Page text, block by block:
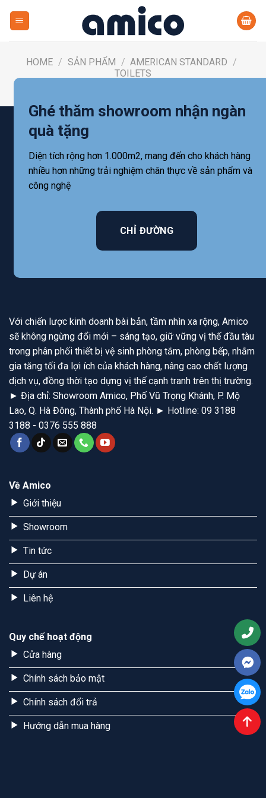
HOME / SẢN PHẨM / AMERICAN STANDARD /
TOILETS
Ghé thăm showroom nhận ngàn
quà tặng
Diện tích rộng hơn 1.000m2, mang đến cho khách hàng
nhiều hơn những trải nghiệm chân thực về sản phẩm và
công nghệ
CHỈ ĐƯỜNG
Với chiến lược kinh doanh bài bản, tầm nhìn xa rộng, Amico
sẽ không ngừng đổi mới – sáng tạo, giữ vững vị thế đầu tàu
trong phân phối thiết bị vệ sinh phòng tắm, phòng bếp, nhằm
gia tăng tối đa lợi ích của khách hàng, nâng cao chất lượng
dịch vụ, đồng thời tạo dựng vị thế cạnh tranh trên thị trường.
► Địa chỉ: Showroom Amico, Phố Vũ Trọng Khánh, P. Mộ
Lao, Q. Hà Đông, Thành phố Hà Nội. ► Hotline: 09 3188
3188 - 0376 555 888
Về Amico
Giới thiệu
Showroom
Tin tức
Dự án
Liên hệ
Quy chế hoạt động
Cửa hàng
Chính sách bảo mật
Chính sách đổi trả
Hướng dẫn mua hàng